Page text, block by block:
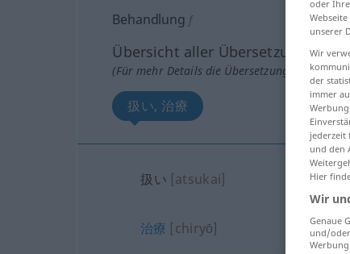
Behandlung f
Übersicht aller Übersetzungen
(Für mehr Details die Übersetzung anklicken/
扱い, 治療
扱い [atsukai]
治療 [chiryō]
oder
unserer
Wir
der
immer
jederzeit
und den
Hier
Wir
Genaue
und/